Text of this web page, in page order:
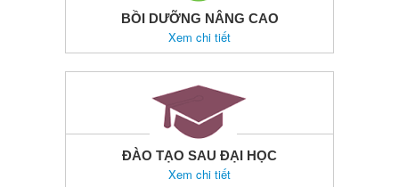
BỒI DƯỠNG NÂNG CAO
Xem chi tiết
ĐÀO TẠO SAU ĐẠI HỌC
Xem chi tiết